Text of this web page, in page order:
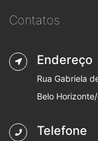
Contatos
Endereço
Rua Gabriela
Belo
Telefone